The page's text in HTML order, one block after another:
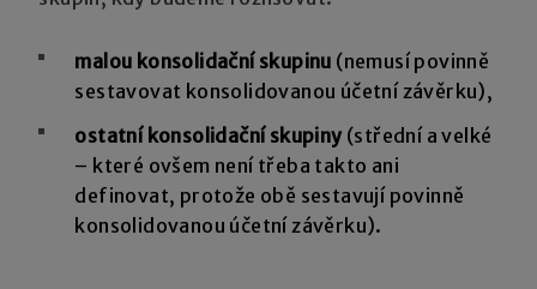
malou konsolidační skupinu (nemusí povinně
sestavovat konsolidovanou účetní závěrku),
ostatní konsolidační skupiny(střední a velké
– které ovšem není třeba takto ani
definovat, protože obě sestavují povinně
konsolidovanou účetní závěrku).